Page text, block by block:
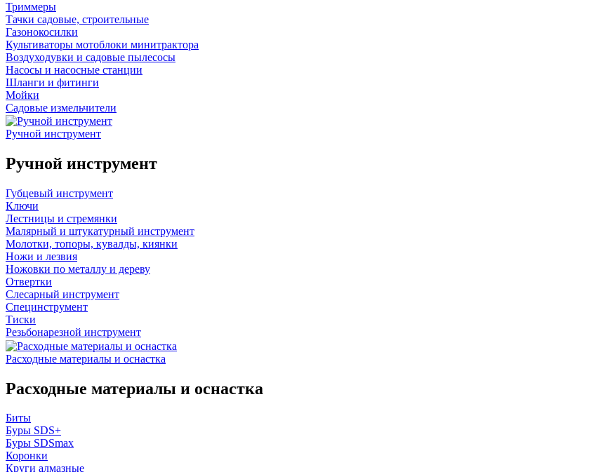
Триммеры
Тачки садовые, строительные
Газонокосилки
Культиваторы мотоблоки минитрактора
Воздуходувки и садовые пылесосы
Насосы и насосные станции
Шланги и фитинги
Мойки
Садовые измельчители
Ручной инструмент
Ручной инструмент
Губцевый инструмент
Ключи
Лестницы и стремянки
Малярный и штукатурный инструмент
Молотки, топоры, кувалды, киянки
Ножи и лезвия
Ножовки по металлу и дереву
Отвертки
Слесарный инструмент
Специнструмент
Тиски
Резьбонарезной инструмент
Расходные материалы и оснастка
Расходные материалы и оснастка
Биты
Буры SDS+
Буры SDSmax
Коронки
Круги алмазные